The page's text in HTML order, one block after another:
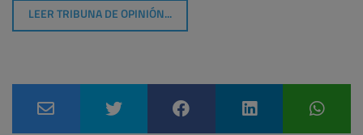
LEER TRIBUNA DE OPINIÓN...